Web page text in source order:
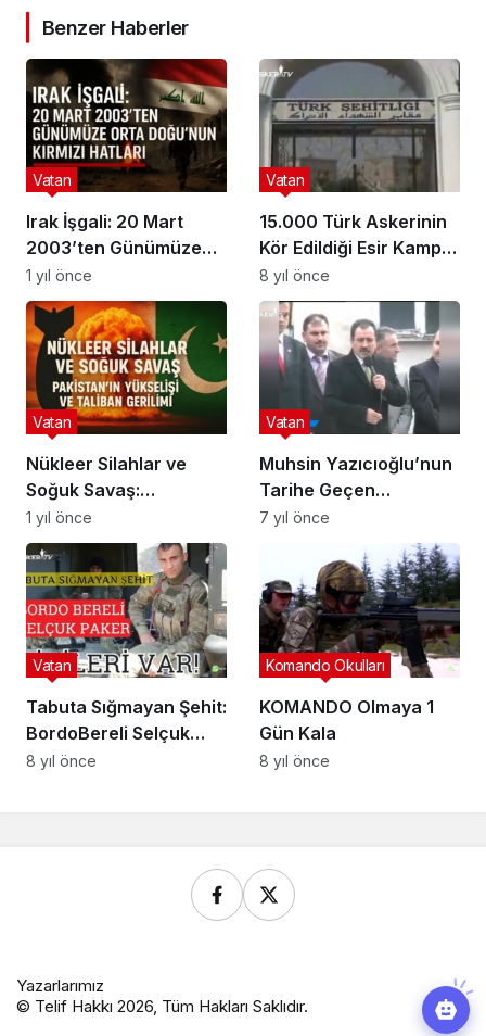
Benzer Haberler
Irak İşgali: 20 Mart
2003’ten Günümüze
Orta Doğu’nun Kırmızı
Hatları
Vatan
1 yıl önce
15.000 Türk Askerinin
Kör Edildiği Esir Kampı
Seydibeşir
Vatan
8 yıl önce
Nükleer Silahlar ve
Soğuk Savaş:
Pakistan’ın Yükselişi ve
Taliban Gerilimi
Vatan
1 yıl önce
Muhsin Yazıcıoğlu’nun
Tarihe Geçen
Konuşması
Vatan
7 yıl önce
Tabuta Sığmayan Şehit:
BordoBereli Selçuk
Paker | Birileri Var!
Vatan
8 yıl önce
KOMANDO Olmaya 1
Gün Kala
Komando Okulları
8 yıl önce
Yazarlarımız
© Telif Hakkı 2026, Tüm Hakları Saklıdır.